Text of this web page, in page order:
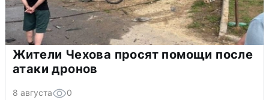
Жители Чехова просят помощи после
атаки дронов
8 августа 0